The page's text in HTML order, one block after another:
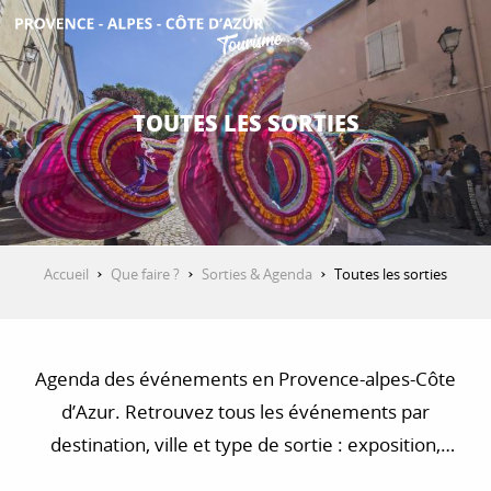
Aller
contenu
principal
DÉCOUVRIR
QUE FAIRE ?
SÉJOURNER
TOUTES LES SORTIES
Accueil Que faire ? Sorties & Agenda Toutes les sorties
Agenda des événements en Provence-alpes-Côte
d’Azur. Retrouvez tous les événements par
destination, ville et type de sortie : exposition,